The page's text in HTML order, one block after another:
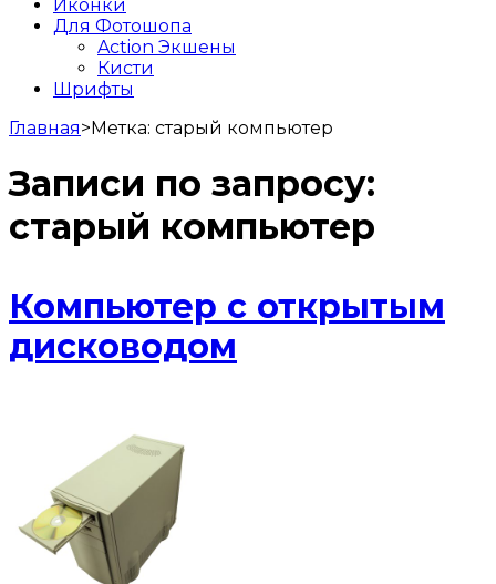
Иконки
Для Фотошопа
Action Экшены
Кисти
Шрифты
Главная>Метка: старый компьютер
Записи по запросу:
старый компьютер
Компьютер с открытым
дисководом